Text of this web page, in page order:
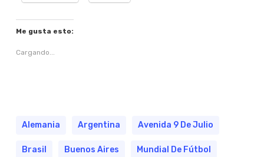
Me gusta esto:
Cargando...
Alemania Argentina Avenida 9 De Julio
Brasil Buenos Aires Mundial De Fútbol